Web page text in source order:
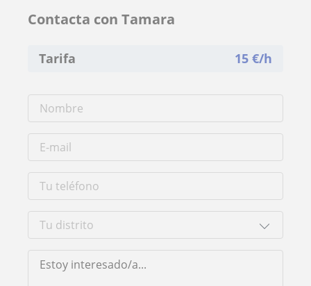
Contacta con Tamara
Tarifa 15 €/h